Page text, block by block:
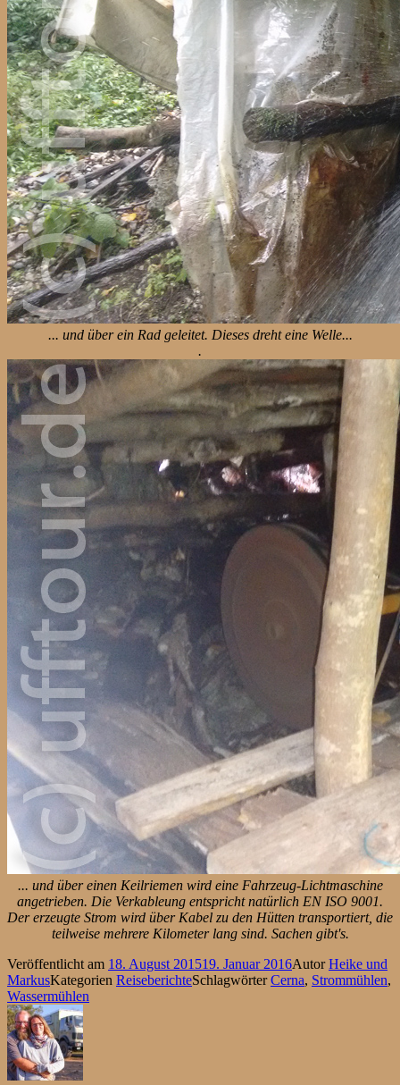
... und über ein Rad geleitet. Dieses dreht eine Welle...
.
... und über einen Keilriemen wird eine Fahrzeug-Lichtmaschine
angetrieben. Die Verkableung entspricht natürlich EN ISO 9001.
Der erzeugte Strom wird über Kabel zu den Hütten transportiert, die
teilweise mehrere Kilometer lang sind. Sachen gibt's.
Veröffentlicht am 18. August 201519. Januar 2016AutorHeike und
MarkusKategorien ReiseberichteSchlagwörterCerna, Strommühlen,
Wassermühlen